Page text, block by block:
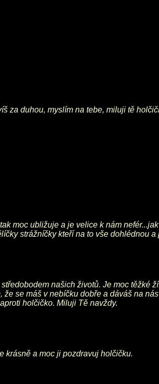
za duhou, myslím na tebe, miluji tě
moc ubližuje a je velice k nám
strážníčky kteří na to vše dohlédnou
našich životů. Je moc těžké
se máš v nebíčku dobře a dáváš na
holčičko. Miluji Tě navždy.
krásně a moc ji pozdravuj holčičku.